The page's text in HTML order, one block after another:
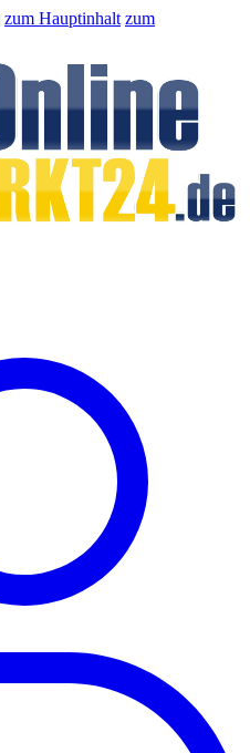
zum Hauptinhalt zum